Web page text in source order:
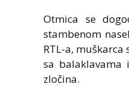
Otmica se
stambenom
RTL-a,
sa
zločina.